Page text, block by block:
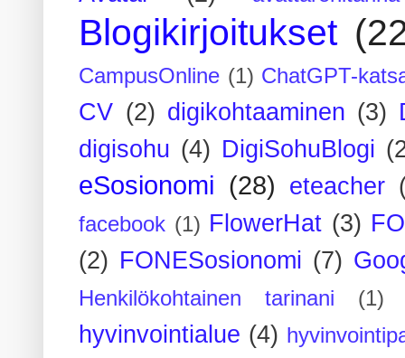
Blogikirjoitukset
CampusOnline (1) ChatGPT-
CV (2) digikohtaaminen (3)
digisohu (4) DigiSohuBlogi
eSosionomi (28) eteacher
facebook (1) FlowerHat (3)
(2) FONESosionomi (7)
Henkilökohtainen tarinani (1)
hyvinvointialue (4)